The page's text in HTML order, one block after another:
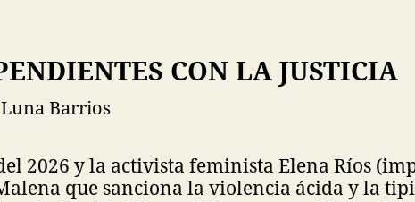
CON LA JUSTICIA
Barrios
2026 y la activista feminista Elena Ríos
que sanciona la violencia ácida y la